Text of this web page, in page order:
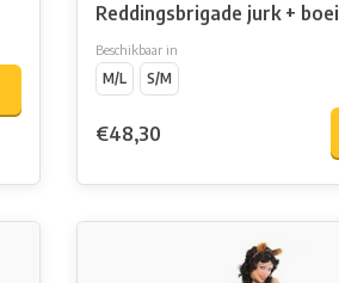
Reddingsbrigade jurk + boei
Beschikbaar in
M/L
S/M
€48,30